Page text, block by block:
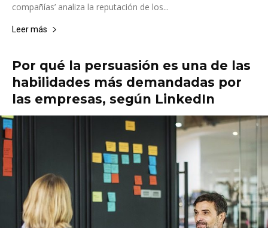
compañías’ analiza la reputación de los...
Leer más
Por qué la persuasión es una de las
habilidades más demandadas por
las empresas, según LinkedIn